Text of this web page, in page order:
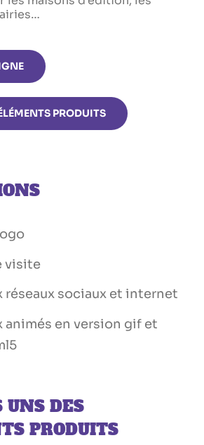
PRODUITS
visite
réseaux sociaux et internet
animés en version gif et
UNS DES
PRODUITS